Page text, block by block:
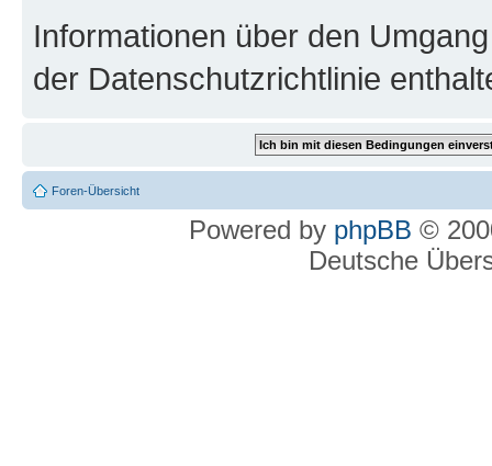
Informationen über den
der Datenschutzrichtlinie
Foren-Übersicht
Powered by phpBB ©
Deutsche